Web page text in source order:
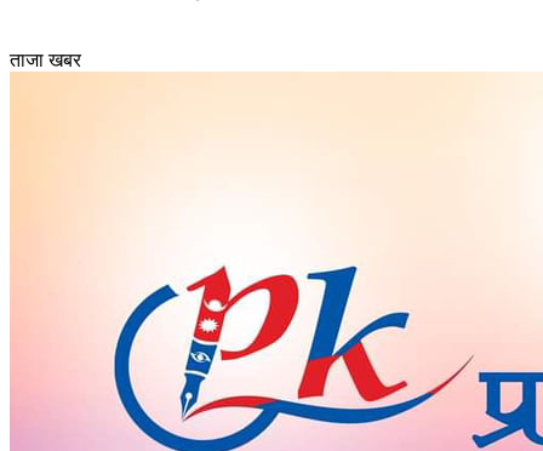
ताजा खबर